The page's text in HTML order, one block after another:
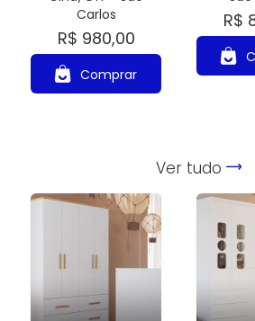
Carlos
R$ 980,00
Comprar
R$
Ver tudo